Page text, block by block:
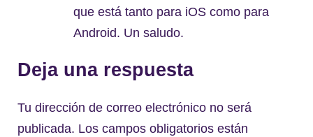
que está tanto para iOS como para
Android. Un saludo.
Deja una respuesta
Tu dirección de correo electrónico no será
publicada. Los campos obligatorios están